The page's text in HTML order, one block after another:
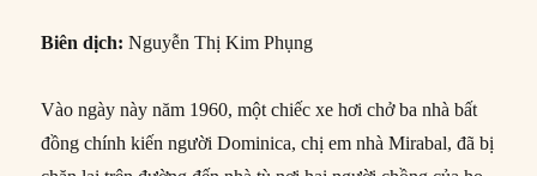
Biên dịch:Nguyễn Thị Kim Phụng
Vào ngày này năm 1960, một chiếc xe hơi chở ba nhà bất
đồng chính kiến người Dominica, chị em nhà Mirabal, đã bị